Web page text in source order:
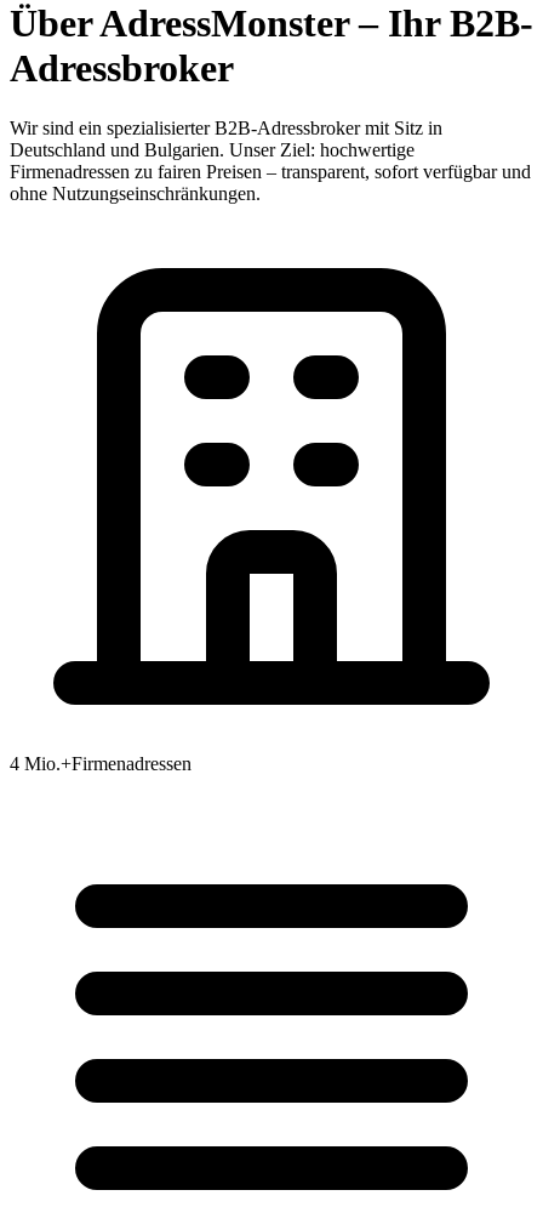
Über AdressMonster – Ihr B2B-
Adressbroker
Wir sind ein spezialisierter B2B-Adressbroker mit Sitz in
Deutschland und Bulgarien. Unser Ziel: hochwertige
Firmenadressen zu fairen Preisen – transparent, sofort verfügbar und
ohne Nutzungseinschränkungen.
4 Mio.+Firmenadressen